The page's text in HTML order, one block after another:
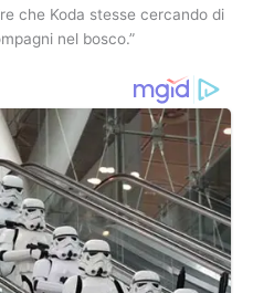
che Koda stesse cercando di
nel bosco.”